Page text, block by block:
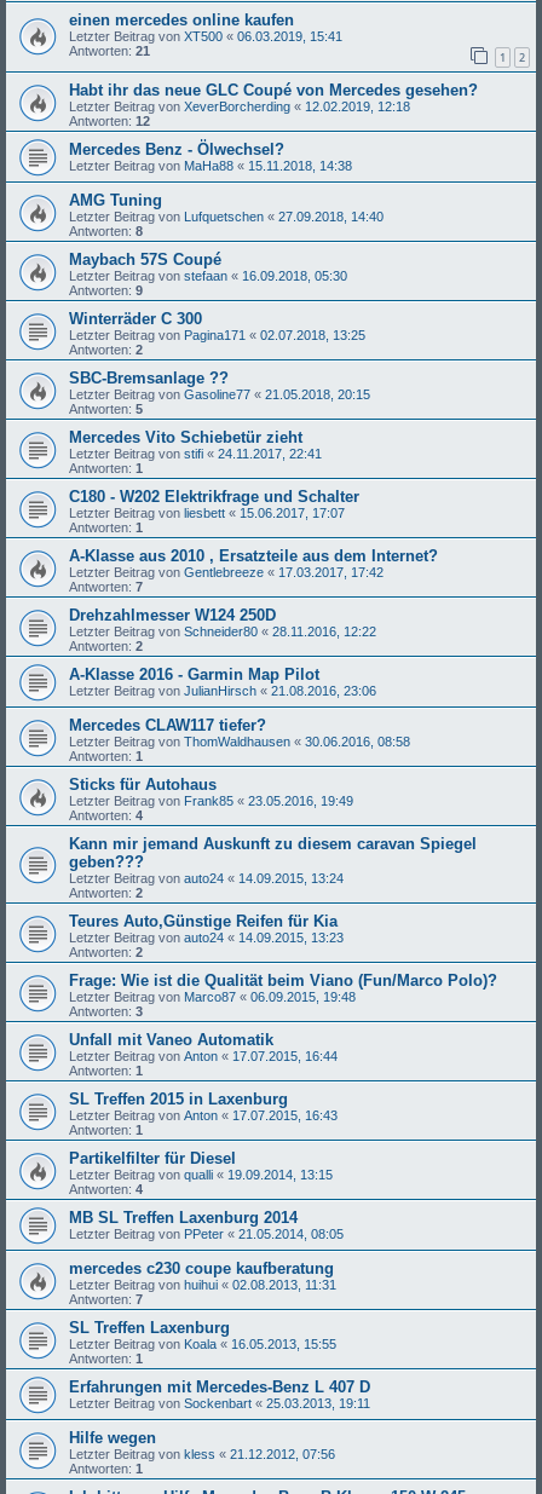
einen mercedes online kaufen
Letzter Beitrag von XT500 « 06.03.2019, 15:41
Antworten: 21 1 2
Habt ihr das neue GLC Coupé von Mercedes gesehen?
Letzter Beitrag von XeverBorcherding « 12.02.2019, 12:18
Antworten: 12
Mercedes Benz - Ölwechsel?
Letzter Beitrag von MaHa88 « 15.11.2018, 14:38
AMG Tuning
Letzter Beitrag von Lufquetschen « 27.09.2018, 14:40
Antworten: 8
Maybach 57S Coupé
Letzter Beitrag von stefaan « 16.09.2018, 05:30
Antworten: 9
Winterräder C 300
Letzter Beitrag von Pagina171 « 02.07.2018, 13:25
Antworten: 2
SBC-Bremsanlage ??
Letzter Beitrag von Gasoline77 « 21.05.2018, 20:15
Antworten: 5
Mercedes Vito Schiebetür zieht
Letzter Beitrag von stifi « 24.11.2017, 22:41
Antworten: 1
C180 - W202 Elektrikfrage und Schalter
Letzter Beitrag von liesbett « 15.06.2017, 17:07
Antworten: 1
A-Klasse aus 2010 , Ersatzteile aus dem Internet?
Letzter Beitrag von Gentlebreeze « 17.03.2017, 17:42
Antworten: 7
Drehzahlmesser W124 250D
Letzter Beitrag von Schneider80 « 28.11.2016, 12:22
Antworten: 2
A-Klasse 2016 - Garmin Map Pilot
Letzter Beitrag von JulianHirsch « 21.08.2016, 23:06
Mercedes CLAW117 tiefer?
Letzter Beitrag von ThomWaldhausen « 30.06.2016, 08:58
Antworten: 1
Sticks für Autohaus
Letzter Beitrag von Frank85 « 23.05.2016, 19:49
Antworten: 4
Kann mir jemand Auskunft zu diesem caravan Spiegel
geben???
Letzter Beitrag von auto24 « 14.09.2015, 13:24
Antworten: 2
Teures Auto,Günstige Reifen für Kia
Letzter Beitrag von auto24 « 14.09.2015, 13:23
Antworten: 2
Frage: Wie ist die Qualität beim Viano (Fun/Marco Polo)?
Letzter Beitrag von Marco87 « 06.09.2015, 19:48
Antworten: 3
Unfall mit Vaneo Automatik
Letzter Beitrag von Anton « 17.07.2015, 16:44
Antworten: 1
SL Treffen 2015 in Laxenburg
Letzter Beitrag von Anton « 17.07.2015, 16:43
Antworten: 1
Partikelfilter für Diesel
Letzter Beitrag von qualli « 19.09.2014, 13:15
Antworten: 4
MB SL Treffen Laxenburg 2014
Letzter Beitrag von PPeter « 21.05.2014, 08:05
mercedes c230 coupe kaufberatung
Letzter Beitrag von huihui « 02.08.2013, 11:31
Antworten: 7
SL Treffen Laxenburg
Letzter Beitrag von Koala « 16.05.2013, 15:55
Antworten: 1
Erfahrungen mit Mercedes-Benz L 407 D
Letzter Beitrag von Sockenbart « 25.03.2013, 19:11
Hilfe wegen
Letzter Beitrag von kless « 21.12.2012, 07:56
Antworten: 1